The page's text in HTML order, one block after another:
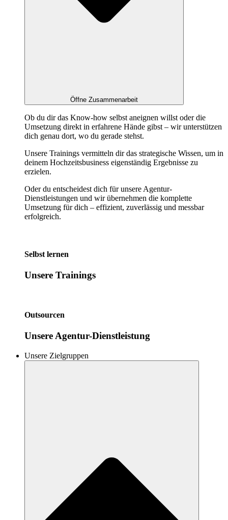
Öffne Zusammenarbeit
Ob du dir das Know-how selbst aneignen willst oder die
Umsetzung direkt in erfahrene Hände gibst – wir unterstützen
dich genau dort, wo du gerade stehst.
Unsere Trainings vermitteln dir das strategische Wissen, um in
deinem Hochzeitsbusiness eigenständig Ergebnisse zu
erzielen.
Oder du entscheidest dich für unsere Agentur-
Dienstleistungen und wir übernehmen die komplette
Umsetzung für dich – effizient, zuverlässig und messbar
erfolgreich.
Selbst lernen
Unsere Trainings
Outsourcen
Unsere Agentur-Dienstleistung
Unsere Zielgruppen